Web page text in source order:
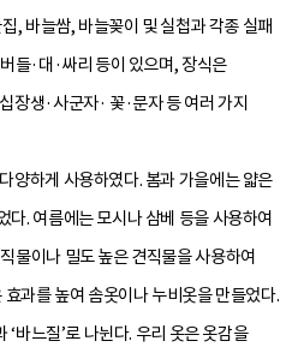
, 바늘쌈, 바늘꽂이 및 실첩과 각종 실패
들·대·싸리 등이 있으며, 장식은
장생·사군자· 꽃·문자 등 여러 가지
양하게 사용하였다. 봄과 가을에는 얇은
다. 여름에는 모시나 삼베 등을 사용하여
물이나 밀도 높은 견직물을 사용하여
과를 높여 솜옷이나 누비옷을 만들었다.
‘바느질’로 나뉜다. 우리 옷은 옷감을